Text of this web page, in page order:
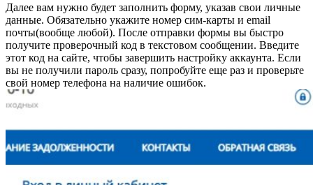
Далее вам нужно будет заполнить форму, указав свои личные
данные. Обязательно укажите номер сим-карты и email
почты(вообще любой). После отправки формы вы быстро
получите проверочный код в текстовом сообщении. Введите
этот код на сайте, чтобы завершить настройку аккаунта. Если
вы не получили пароль сразу, попробуйте еще раз и проверьте
свой номер телефона на наличие ошибок.